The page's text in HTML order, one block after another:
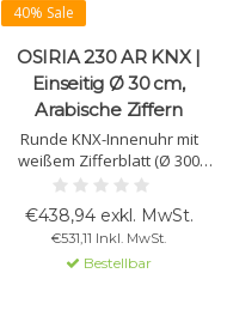
40% Sale
OSIRIA 230 AR KNX |
Einseitig Ø 30 cm,
Arabische Ziffern
Runde KNX-Innenuhr mit
weißem Zifferblatt (Ø 300
mm), schwarzen Zahlen,
schwarzen Stunden- und
Minutenzeigern sowie rotem
Sekundenzeiger. Stoßfestes
Kunststoffgehäuse mit
€438,94 exkl. MwSt.
€531,11 Inkl. MwSt.
Bestellbar